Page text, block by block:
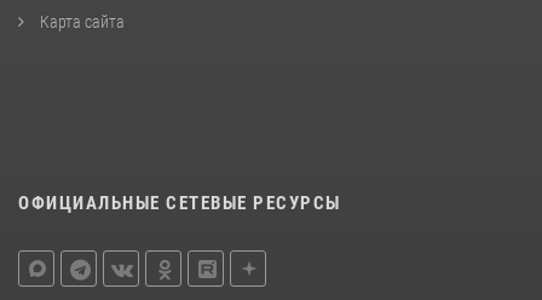
Карта сайта
ОФИЦИАЛЬНЫЕ СЕТЕВЫЕ РЕСУРСЫ